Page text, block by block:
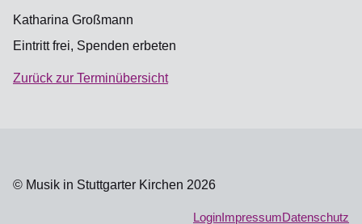
Katharina Großmann
Eintritt frei, Spenden erbeten
Zurück zur Terminübersicht
© Musik in Stuttgarter Kirchen 2026
LoginImpressumDatenschutz